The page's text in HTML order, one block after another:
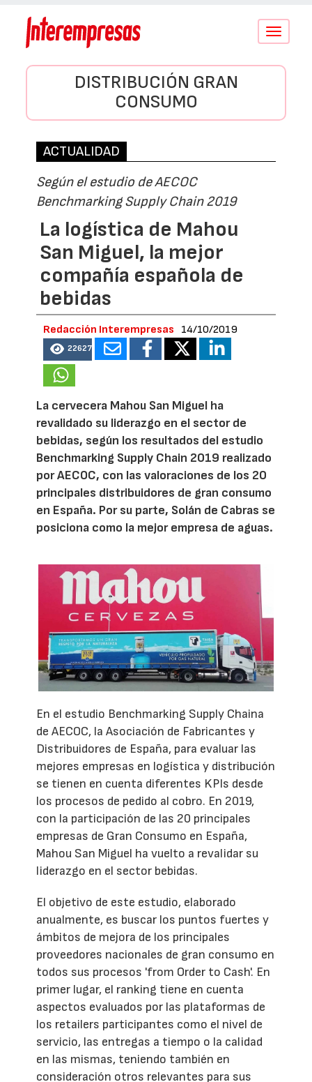
Conmutar
DISTRIBUCIÓN GRAN
CONSUMO
ACTUALIDAD
Según el estudio de AECOC
Benchmarking Supply Chain 2019
La logística de Mahou
San Miguel, la mejor
compañía española de
bebidas
Redacción Interempresas 14/10/2019
22627
La cervecera Mahou San Miguel ha
revalidado su liderazgo en el sector de
bebidas, según los resultados del estudio
Benchmarking Supply Chain 2019 realizado
por AECOC, con las valoraciones de los 20
principales distribuidores de gran consumo
en España. Por su parte, Solán de Cabras se
posiciona como la mejor empresa de aguas.
En el estudio Benchmarking Supply Chaina
de AECOC, la Asociación de Fabricantes y
Distribuidores de España, para evaluar las
mejores empresas en logística y distribución
se tienen en cuenta diferentes KPIs desde
los procesos de pedido al cobro. En 2019,
con la participación de las 20 principales
empresas de Gran Consumo en España,
Mahou San Miguel ha vuelto a revalidar su
liderazgo en el sector bebidas.
El objetivo de este estudio, elaborado
anualmente, es buscar los puntos fuertes y
ámbitos de mejora de los principales
proveedores nacionales de gran consumo en
todos sus procesos 'from Order to Cash'. En
primer lugar, el ranking tiene en cuenta
aspectos evaluados por las plataformas de
los retailers participantes como el nivel de
servicio, las entregas a tiempo o la calidad
en las mismas, teniendo también en
consideración otros relevantes para sus